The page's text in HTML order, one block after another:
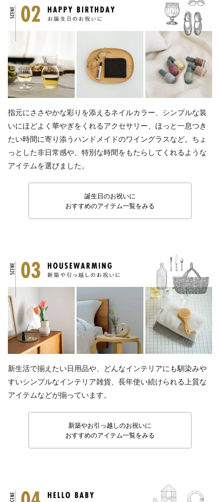
指元にささやかな彩りを添えるネイルカラー、シンプルな装
いにほどよく華やぎをくれるアクセサリー、ほっと一息つき
たい時間に寄り添うハンドメイドのワイングラスなど。ちょ
っとした非日常感や、特別な時間をもたらしてくれるような
アイテムを選びました。
誕生日のお祝いに
おすすめのアイテム一覧をみる
新生活で揃えたい日用品や、どんなインテリアにも馴染みや
すいシンプルなインテリア雑貨、長年使い続けられる上質な
アイテムなどが揃っています。
新築やお引っ越しのお祝いに
おすすめのアイテム一覧をみる